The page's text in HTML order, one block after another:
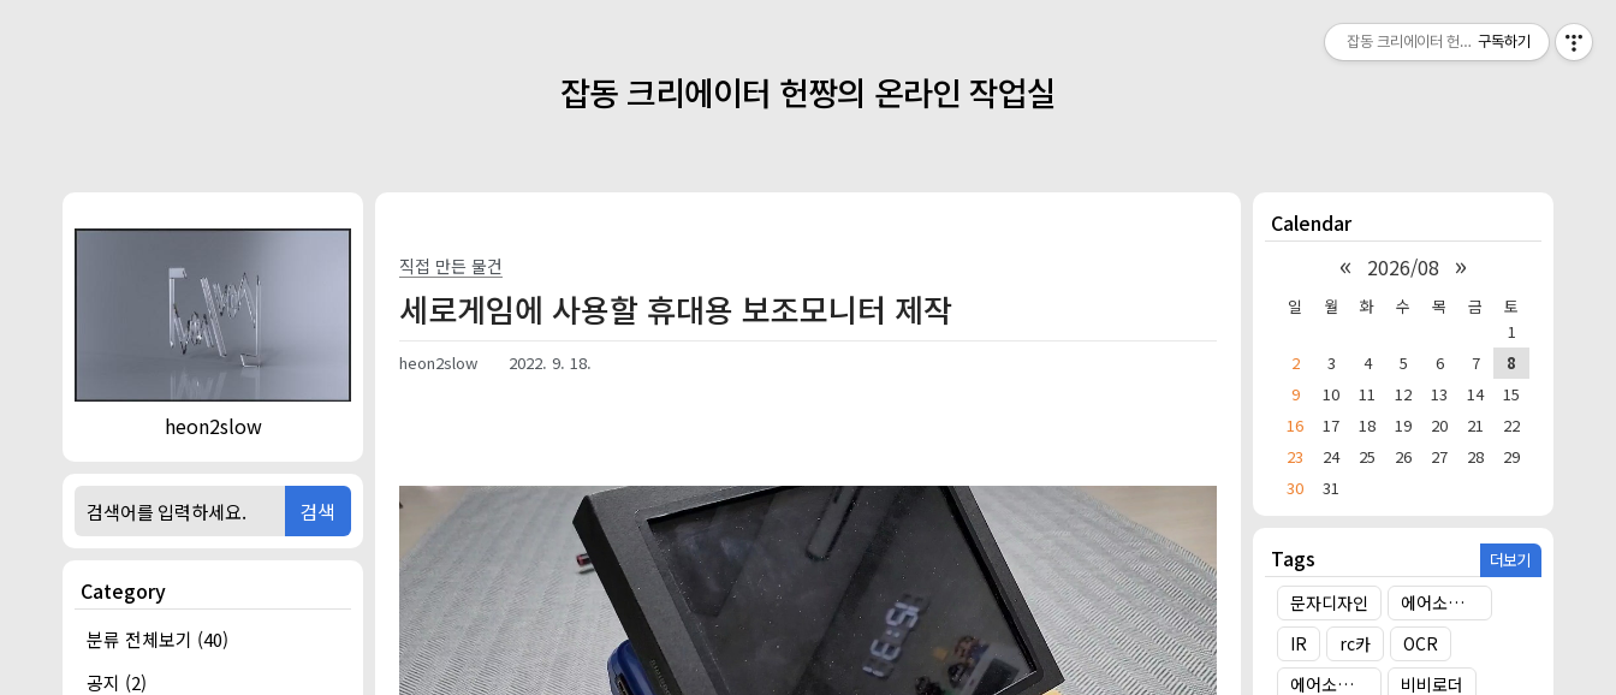
잡동 크리에이터 헌짱의 온라인 작업실
heon2slow
검색
Category
분류 전체보기 (40)
공지 (2)
Calendar
« 2026/08 »
일 월 화 수 목 금
토
1
2
3 4 5 6 7
8
9
10 11 12 13 14
15
16
17 18 19 20 21
22
23
24 25 26 27 28
29
30
31
Tags 더보기
문자디자인
에어소프트건 타겟
IR
rc카
OCR
에어소프트건
비비로더
직접 만든 물건
세로게임에 사용할 휴대용 보조모니터 제작
heon2slow 2022. 9. 18.
잡동 크리에이터 헌짱의 온라인 작업실
구독하기